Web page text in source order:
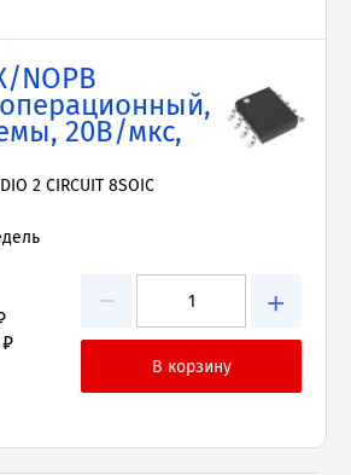
NOPB
20В/мкс,
2 CIRCUIT 8SOIC
− +
₽